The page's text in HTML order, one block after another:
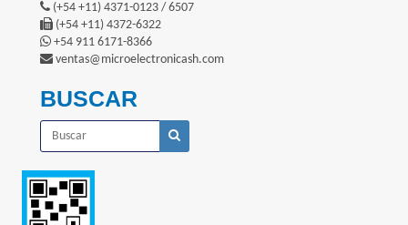
(+54 +11) 4371-0123 / 6507
(+54 +11) 4372-6322
+54 911 6171-8366
ventas@microelectronicash.com
BUSCAR